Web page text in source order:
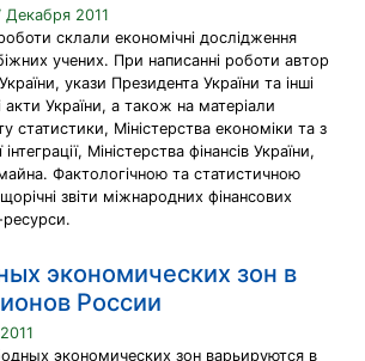
Декабря 2011
склали економічні дослідження
учених. При написанні роботи автор
укази Президента України та інші
України, а також на матеріали
статистики, Міністерства економіки та з
Міністерства фінансів України,
Фактологічною та статистичною
звіти міжнародних фінансових
ресурси.
экономических зон в
России
экономических зон варьируются в